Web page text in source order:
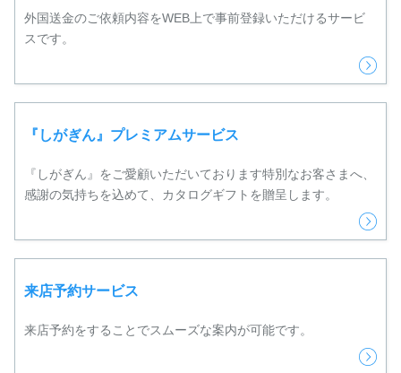
外国送金のご依頼内容をWEB上で事前登録いただけるサービ
スです。
『しがぎん』プレミアムサービス
『しがぎん』をご愛顧いただいております特別なお客さまへ、
感謝の気持ちを込めて、カタログギフトを贈呈します。
来店予約サービス
来店予約をすることでスムーズな案内が可能です。